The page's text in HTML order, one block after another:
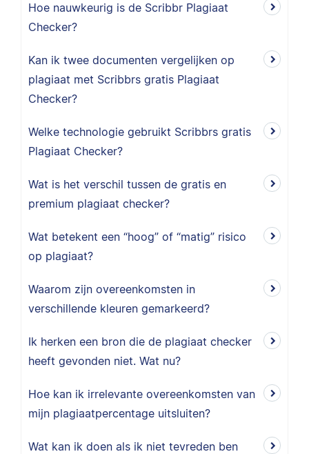
Hoe nauwkeurig is de Scribbr Plagiaat
Checker?
Kan ik twee documenten vergelijken op
plagiaat met Scribbrs gratis Plagiaat
Checker?
Welke technologie gebruikt Scribbrs gratis
Plagiaat Checker?
Wat is het verschil tussen de gratis en
premium plagiaat checker?
Wat betekent een “hoog” of “matig” risico
op plagiaat?
Waarom zijn overeenkomsten in
verschillende kleuren gemarkeerd?
Ik herken een bron die de plagiaat checker
heeft gevonden niet. Wat nu?
Hoe kan ik irrelevante overeenkomsten van
mijn plagiaatpercentage uitsluiten?
Wat kan ik doen als ik niet tevreden ben